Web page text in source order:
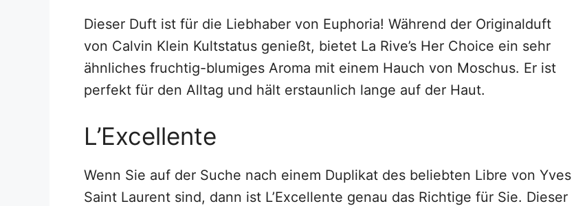
Dieser Duft ist für die Liebhaber von Euphoria! Während der Originalduft
von Calvin Klein Kultstatus genießt, bietet La Rive’s Her Choice ein sehr
ähnliches fruchtig-blumiges Aroma mit einem Hauch von Moschus. Er ist
perfekt für den Alltag und hält erstaunlich lange auf der Haut.
L’Excellente
Wenn Sie auf der Suche nach einem Duplikat des beliebten Libre von Yves
Saint Laurent sind, dann ist L’Excellente genau das Richtige für Sie. Dieser